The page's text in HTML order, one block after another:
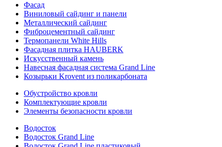
Фасад
Виниловый сайдинг и панели
Металлический сайдинг
Фиброцементный сайдинг
Термопанели White Hills
Фасадная плитка HAUBERK
Искусственный камень
Навесная фасадная система Grand Line
Козырьки Krovent из поликарбоната
Обустройство кровли
Комплектующие кровли
Элементы безопасности кровли
Водосток
Водосток Grand Line